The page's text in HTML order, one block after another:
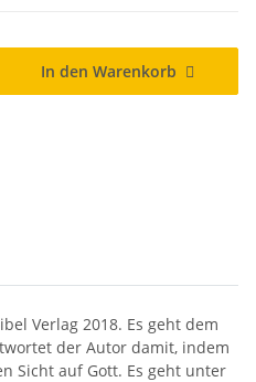
In den Warenkorb
Verlag 2018. Es geht dem
der Autor damit, indem
Sicht auf Gott. Es geht unter